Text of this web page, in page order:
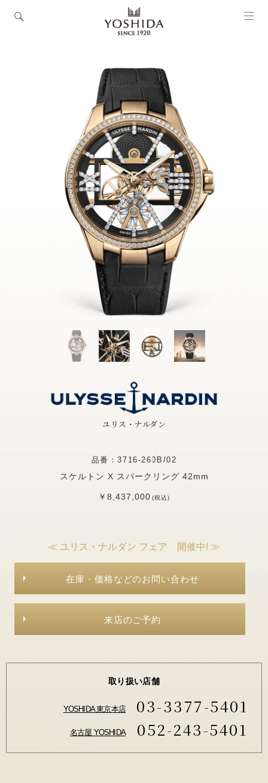
ユリス・ナルダン
品番：3716-260B/02
スケルトン X スパークリング 42mm
￥8,437,000(税込)
≪ ユリス・ナルダン フェア 開催中! ≫
在庫・価格などのお問い合わせ
来店のご予約
取り扱い店舗
YOSHIDA 東京本店 03-3377-5401
名古屋 YOSHIDA 052-243-5401